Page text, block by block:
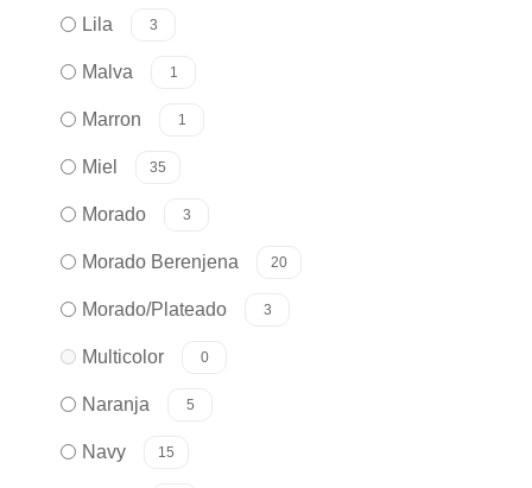
Lila 3
Malva 1
Marron 1
Miel 35
Morado 3
Morado Berenjena 20
Morado/Plateado 3
Multicolor 0
Naranja 5
Navy 15